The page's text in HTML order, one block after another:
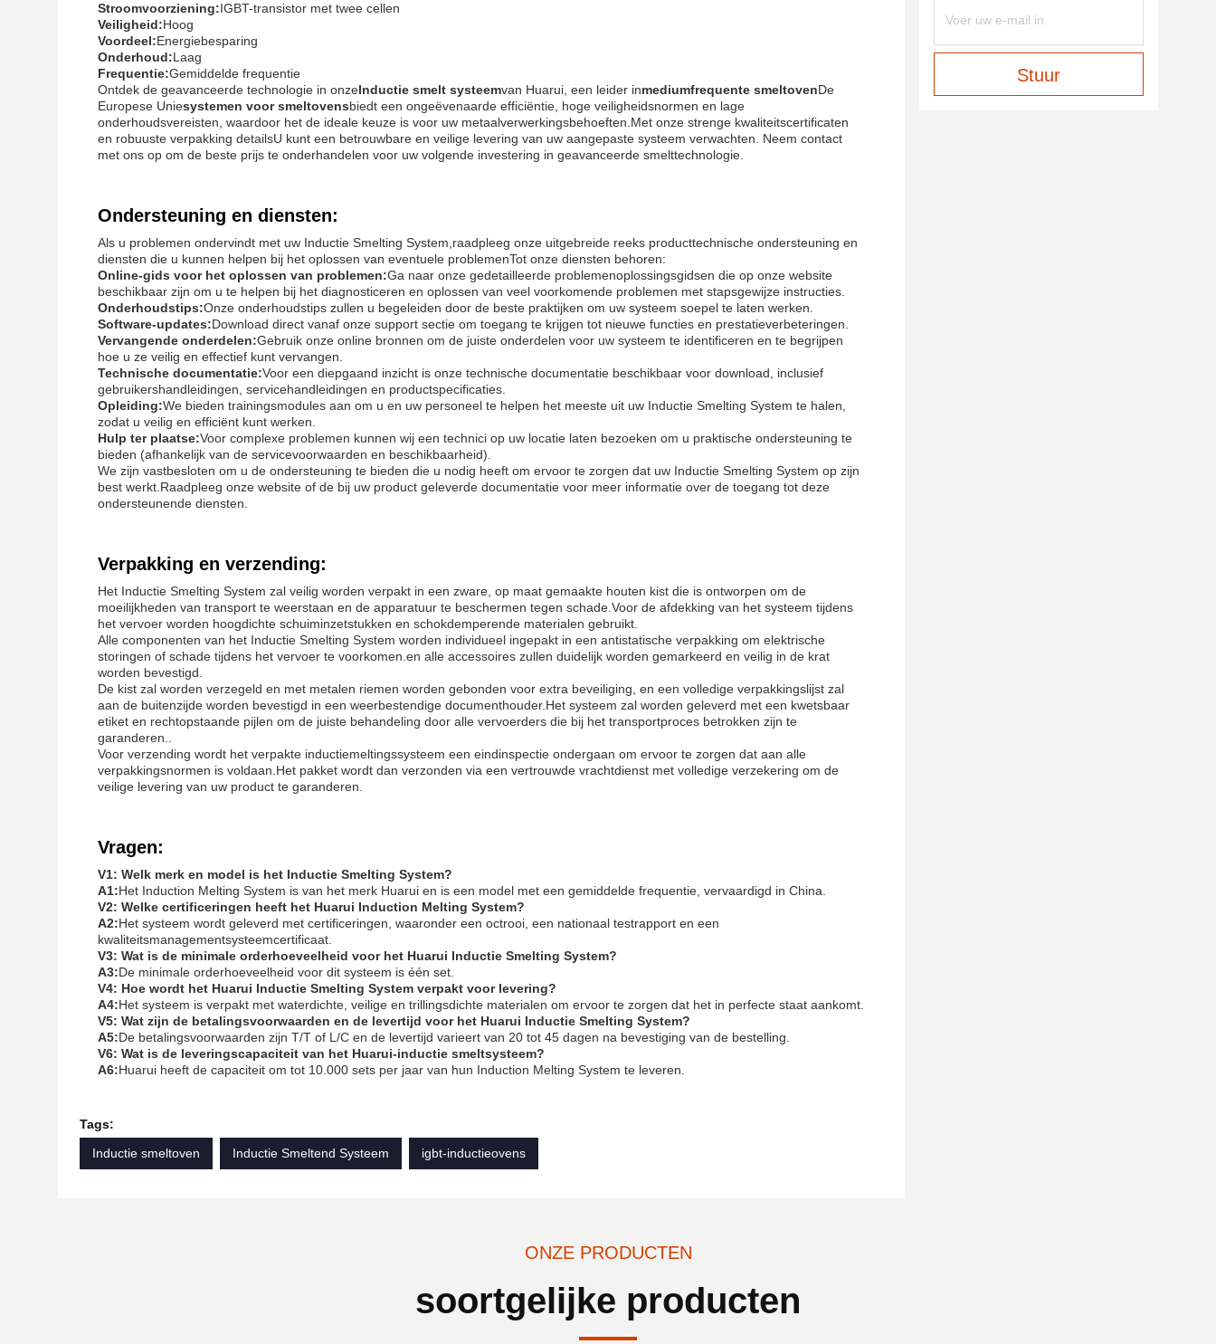
Stroomvoorziening:IGBT-transistor met twee cellen
Veiligheid:Hoog
Voordeel:Energiebesparing
Onderhoud:Laag
Frequentie:Gemiddelde frequentie
Ontdek de geavanceerde technologie in onzeInductie smelt systeemvan Huarui, een leider inmediumfrequente smeltovenDe
Europese Uniesystemen voor smeltovensbiedt een ongeëvenaarde efficiëntie, hoge veiligheidsnormen en lage
onderhoudsvereisten, waardoor het de ideale keuze is voor uw metaalverwerkingsbehoeften.Met onze strenge kwaliteitscertificaten
en robuuste verpakking detailsU kunt een betrouwbare en veilige levering van uw aangepaste systeem verwachten. Neem contact
met ons op om de beste prijs te onderhandelen voor uw volgende investering in geavanceerde smelttechnologie.
Ondersteuning en diensten:
Als u problemen ondervindt met uw Inductie Smelting System,raadpleeg onze uitgebreide reeks producttechnische ondersteuning en
diensten die u kunnen helpen bij het oplossen van eventuele problemenTot onze diensten behoren:
Online-gids voor het oplossen van problemen:Ga naar onze gedetailleerde problemenoplossingsgidsen die op onze website
beschikbaar zijn om u te helpen bij het diagnosticeren en oplossen van veel voorkomende problemen met stapsgewijze instructies.
Onderhoudstips:Onze onderhoudstips zullen u begeleiden door de beste praktijken om uw systeem soepel te laten werken.
Software-updates:Download direct vanaf onze support sectie om toegang te krijgen tot nieuwe functies en prestatieverbeteringen.
Vervangende onderdelen:Gebruik onze online bronnen om de juiste onderdelen voor uw systeem te identificeren en te begrijpen
hoe u ze veilig en effectief kunt vervangen.
Technische documentatie:Voor een diepgaand inzicht is onze technische documentatie beschikbaar voor download, inclusief
gebruikershandleidingen, servicehandleidingen en productspecificaties.
Opleiding:We bieden trainingsmodules aan om u en uw personeel te helpen het meeste uit uw Inductie Smelting System te halen,
zodat u veilig en efficiënt kunt werken.
Hulp ter plaatse:Voor complexe problemen kunnen wij een technici op uw locatie laten bezoeken om u praktische ondersteuning te
bieden (afhankelijk van de servicevoorwaarden en beschikbaarheid).
We zijn vastbesloten om u de ondersteuning te bieden die u nodig heeft om ervoor te zorgen dat uw Inductie Smelting System op zijn
best werkt.Raadpleeg onze website of de bij uw product geleverde documentatie voor meer informatie over de toegang tot deze
ondersteunende diensten.
Verpakking en verzending:
Het Inductie Smelting System zal veilig worden verpakt in een zware, op maat gemaakte houten kist die is ontworpen om de
moeilijkheden van transport te weerstaan en de apparatuur te beschermen tegen schade.Voor de afdekking van het systeem tijdens
het vervoer worden hoogdichte schuiminzetstukken en schokdemperende materialen gebruikt.
Alle componenten van het Inductie Smelting System worden individueel ingepakt in een antistatische verpakking om elektrische
storingen of schade tijdens het vervoer te voorkomen.en alle accessoires zullen duidelijk worden gemarkeerd en veilig in de krat
worden bevestigd.
De kist zal worden verzegeld en met metalen riemen worden gebonden voor extra beveiliging, en een volledige verpakkingslijst zal
aan de buitenzijde worden bevestigd in een weerbestendige documenthouder.Het systeem zal worden geleverd met een kwetsbaar
etiket en rechtopstaande pijlen om de juiste behandeling door alle vervoerders die bij het transportproces betrokken zijn te
garanderen..
Voor verzending wordt het verpakte inductiemeltingssysteem een eindinspectie ondergaan om ervoor te zorgen dat aan alle
verpakkingsnormen is voldaan.Het pakket wordt dan verzonden via een vertrouwde vrachtdienst met volledige verzekering om de
veilige levering van uw product te garanderen.
Vragen:
V1: Welk merk en model is het Inductie Smelting System?
A1:Het Induction Melting System is van het merk Huarui en is een model met een gemiddelde frequentie, vervaardigd in China.
V2: Welke certificeringen heeft het Huarui Induction Melting System?
A2:Het systeem wordt geleverd met certificeringen, waaronder een octrooi, een nationaal testrapport en een
kwaliteitsmanagementsysteemcertificaat.
V3: Wat is de minimale orderhoeveelheid voor het Huarui Inductie Smelting System?
A3:De minimale orderhoeveelheid voor dit systeem is één set.
V4: Hoe wordt het Huarui Inductie Smelting System verpakt voor levering?
A4:Het systeem is verpakt met waterdichte, veilige en trillingsdichte materialen om ervoor te zorgen dat het in perfecte staat aankomt.
V5: Wat zijn de betalingsvoorwaarden en de levertijd voor het Huarui Inductie Smelting System?
A5:De betalingsvoorwaarden zijn T/T of L/C en de levertijd varieert van 20 tot 45 dagen na bevestiging van de bestelling.
V6: Wat is de leveringscapaciteit van het Huarui-inductie smeltsysteem?
A6:Huarui heeft de capaciteit om tot 10.000 sets per jaar van hun Induction Melting System te leveren.
Tags:
Inductie smeltoven
Inductie Smeltend Systeem igbt-inductieovens
Stuur
ONZE PRODUCTEN
soortgelijke producten